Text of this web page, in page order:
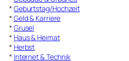
* Geburtstag/Hochzeit
* Geld & Karriere
* Grusel
* Haus & Heimat
* Herbst
* Internet & Technik